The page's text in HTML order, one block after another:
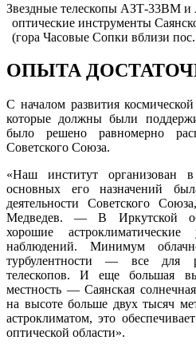
Звездные телескопы АЗТ-33ВМ
оптические инструменты
(гора Часовые Сопки вблизи
ОПЫТА
С началом развития
которые должны были
было решено равномерно
Советского Союза.
«Наш институт
основных его назначений
деятельности Советского
Медведев. — В Иркутской
хорошие
наблюдений. Минимум
турбулентности — все для
телескопов. И еще большая
местность — Саянская
на высоте больше двух тысяч
астроклиматом, это
оптической области».